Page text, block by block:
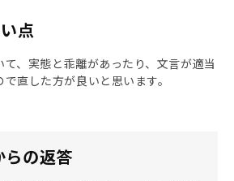
点
、実態と乖離があったり、文言が適当
直した方が良いと思います。
らの返答